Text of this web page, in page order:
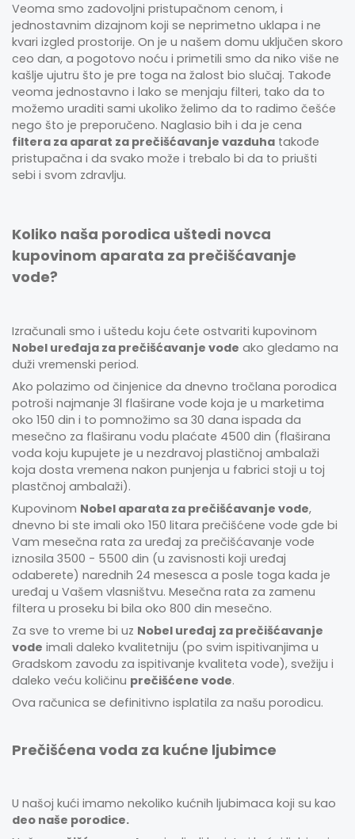
Veoma smo zadovoljni pristupačnom cenom, i
jednostavnim dizajnom koji se neprimetno uklapa i ne
kvari izgled prostorije. On je u našem domu uključen skoro
ceo dan, a pogotovo noću i primetili smo da niko više ne
kašlje ujutru što je pre toga na žalost bio slučaj. Takođe
veoma jednostavno i lako se menjaju filteri, tako da to
možemo uraditi sami ukoliko želimo da to radimo češće
nego što je preporučeno. Naglasio bih i da je cena
filtera za aparat za prečišćavanje vazduha takođe
pristupačna i da svako može i trebalo bi da to priušti
sebi i svom zdravlju.
Koliko naša porodica uštedi novca
kupovinom aparata za prečišćavanje
vode?
Izračunali smo i uštedu koju ćete ostvariti kupovinom
Nobel uređaja za prečišćavanje vode ako gledamo na
duži vremenski period.
Ako polazimo od činjenice da dnevno tročlana porodica
potroši najmanje 3l flaširane vode koja je u marketima
oko 150 din i to pomnožimo sa 30 dana ispada da
mesečno za flaširanu vodu plaćate 4500 din (flaširana
voda koju kupujete je u nezdravoj plastičnoj ambalaži
koja dosta vremena nakon punjenja u fabrici stoji u toj
plastčnoj ambalaži).
Kupovinom Nobel aparata za prečišćavanje vode,
dnevno bi ste imali oko 150 litara prečišćene vode gde bi
Vam mesečna rata za uređaj za prečišćavanje vode
iznosila 3500 - 5500 din (u zavisnosti koji uređaj
odaberete) narednih 24 mesesca a posle toga kada je
uređaj u Vašem vlasništvu. Mesečna rata za zamenu
filtera u proseku bi bila oko 800 din mesečno.
Za sve to vreme bi uz Nobel uređaj za prečišćavanje
vode imali daleko kvalitetniju (po svim ispitivanjima u
Gradskom zavodu za ispitivanje kvaliteta vode), svežiju i
daleko veću količinu prečišćene vode.
Ova računica se definitivno isplatila za našu porodicu.
Prečišćena voda za kućne ljubimce
U našoj kući imamo nekoliko kućnih ljubimaca koji su kao
deo naše porodice.